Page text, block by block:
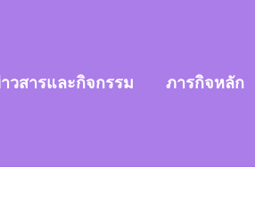
วสารและกิจกรรม ภารกิจหลัก